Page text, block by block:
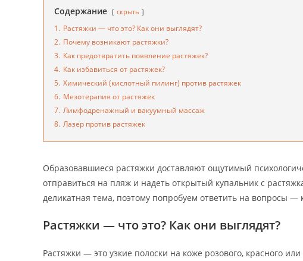
Содержание скрыть
1. Растяжки — что это? Как они выглядят?
2. Почему возникают растяжки?
3. Как предотвратить появление растяжек?
4. Как избавиться от растяжек?
5. Химический (кислотный пилинг) против растяжек
6. Мезотерапия от растяжек
7. Лимфодренажный и вакуумный массаж
8. Лазер против растяжек
Образовавшиеся растяжки доставляют ощутимый
отправиться на пляж и надеть открытый купальник с
деликатная тема, поэтому попробуем ответить на вопросы —
Растяжки — что это? Как они выглядят?
Растяжки — это узкие полоски на коже розового, красного